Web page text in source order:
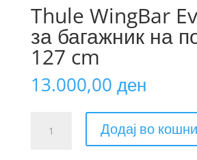
Thule WingBar
за багажник на
127 cm
13.000,00 ден
WingBar
Додај во